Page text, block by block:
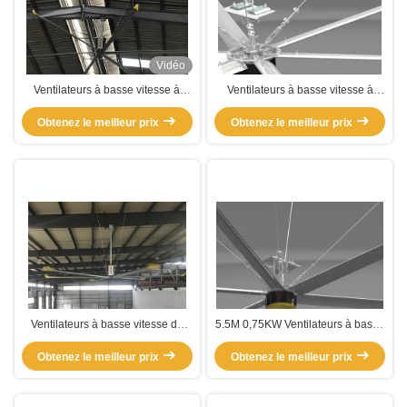
Vidéo
Ventilateurs à basse vitesse à
volume élevé
Obtenez le meilleur prix
Ventilateurs à basse vitesse à
haut volume résistant à l'oxydation
Obtenez le meilleur prix
Ventilateurs à basse vitesse de
taille supérieure de 8 pieds 2,4 m
0,15 kW
Obtenez le meilleur prix
5.5M 0,75KW Ventilateurs à basse
vitesse de grande taille à volume
élevé
Obtenez le meilleur prix